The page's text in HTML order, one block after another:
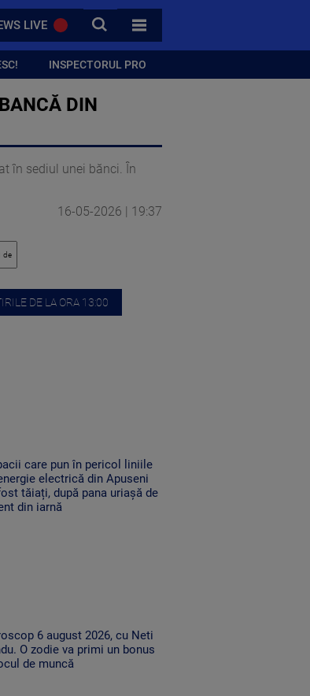
LIVE CAUTA
TOATE CATEGORIILE
INSPECTORUL PRO
DIN
în sediul unei bănci. În
16-05-2026 | 19:37
DE LA ORA 13:00
care pun în pericol liniile
electrică din Apuseni
tăiați, după pana uriașă de
din iarnă
6 august 2026, cu Neti
O zodie va primi un bonus
de muncă